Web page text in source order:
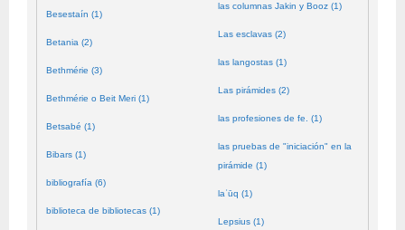
Besestaín (1)
Betania (2)
Bethmérie (3)
Bethmérie o Beit Meri (1)
Betsabé (1)
Bibars (1)
bibliografía (6)
biblioteca de bibliotecas (1)
las columnas Jakin y Booz (1)
Las esclavas (2)
las langostas (1)
Las pirámides (2)
las profesiones de fe. (1)
las pruebas de "iniciación" en la
pirámide (1)
laʿūq (1)
Lepsius (1)